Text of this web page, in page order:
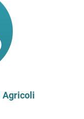
Agricoli